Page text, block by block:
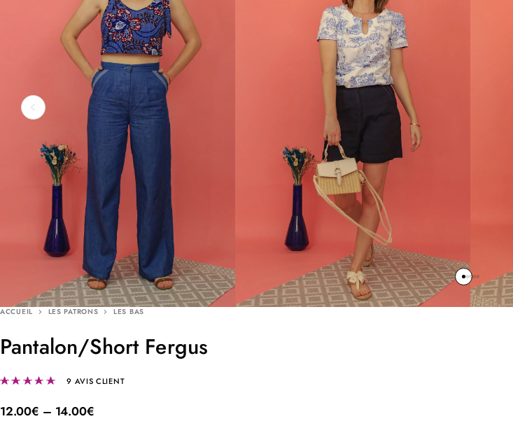
ACCUEIL LES PATRONS LES BAS
Pantalon/Short Fergus
Noté5.00sur 5 basé sur
9 AVIS CLIENT
12.00€ – 14.00€